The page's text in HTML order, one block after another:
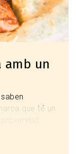
amb un
que té un
de les